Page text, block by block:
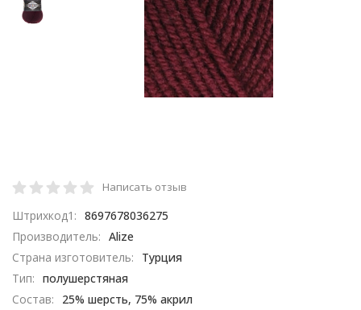
Написать отзыв
Штрихкод1: 8697678036275
Производитель: Alize
Страна изготовитель:
Турция
Тип: полушерстяная
Состав:
25% шерсть, 75% акрил​